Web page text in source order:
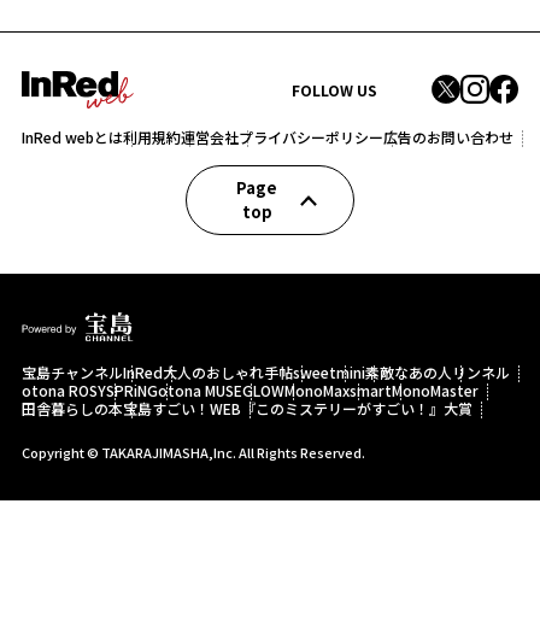
FOLLOW US
InRed webとは利用規約運営会社プライバシーポリシー広告のお問い合わせ
Page
top
宝島チャンネルInRed大人のおしゃれ手帖sweetmini素敵なあの人 リンネル
otona ROSYSPRiNGotona MUSEGLOWMonoMaxsmartMonoMaster
田舎暮らしの本宝島すごい！WEB 『このミステリーがすごい！』大賞
Copyright © TAKARAJIMASHA,Inc. All Rights Reserved.